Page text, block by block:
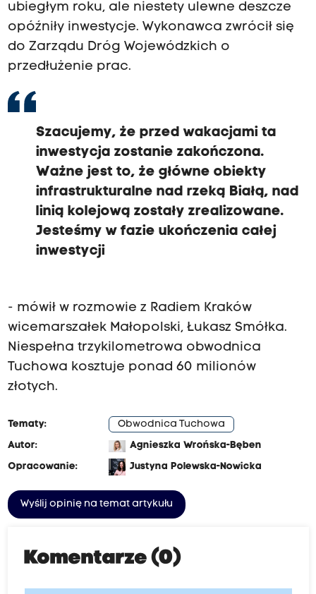
ubiegłym roku, ale niestety ulewne deszcze
opóźniły inwestycje. Wykonawca zwrócił się
do Zarządu Dróg Wojewódzkich o
przedłużenie prac.
Szacujemy, że przed wakacjami ta
inwestycja zostanie zakończona.
Ważne jest to, że główne obiekty
infrastrukturalne nad rzeką Białą, nad
linią kolejową zostały zrealizowane.
Jesteśmy w fazie ukończenia całej
inwestycji
- mówił w rozmowie z Radiem Kraków
wicemarszałek Małopolski, Łukasz Smółka.
Niespełna trzykilometrowa obwodnica
Tuchowa kosztuje ponad 60 milionów
złotych.
Tematy:
Obwodnica Tuchowa
Autor:
Agnieszka Wrońska-Bęben
Opracowanie:
Justyna Polewska-Nowicka
Wyślij opinię na temat artykułu
Komentarze (0)